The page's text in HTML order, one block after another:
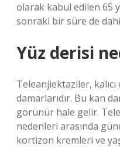
olarak kabul edilen 65
sonraki bir süre de
Yüz derisi
Teleanjiektaziler,
damarlarıdır. Bu kan
görünür hale gelir.
nedenleri arasında
kortizon kremleri ve